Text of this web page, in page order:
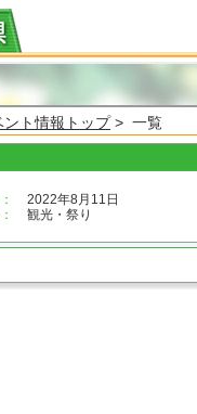
ント情報トップ> 一覧
2022年8月11日
観光・祭り